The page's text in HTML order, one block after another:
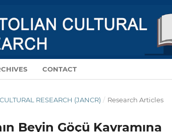
CONTACT
RESEARCH (JANCR) / Research Articles
Beyin Göçü Kavramına